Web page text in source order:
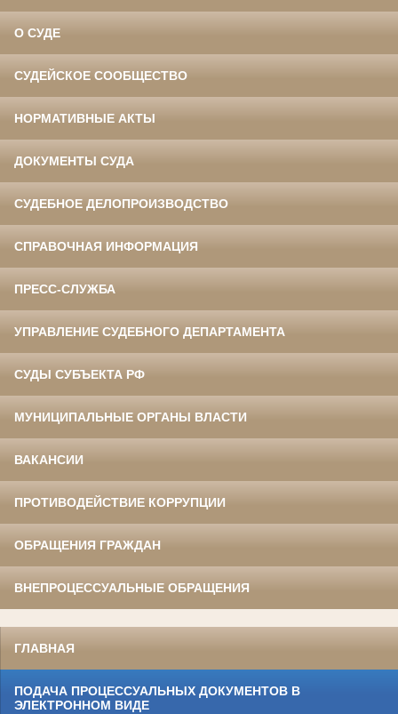
О СУДЕ
СУДЕЙСКОЕ СООБЩЕСТВО
НОРМАТИВНЫЕ АКТЫ
ДОКУМЕНТЫ СУДА
СУДЕБНОЕ ДЕЛОПРОИЗВОДСТВО
СПРАВОЧНАЯ ИНФОРМАЦИЯ
ПРЕСС-СЛУЖБА
УПРАВЛЕНИЕ СУДЕБНОГО ДЕПАРТАМЕНТА
СУДЫ СУБЪЕКТА РФ
МУНИЦИПАЛЬНЫЕ ОРГАНЫ ВЛАСТИ
ВАКАНСИИ
ПРОТИВОДЕЙСТВИЕ КОРРУПЦИИ
ОБРАЩЕНИЯ ГРАЖДАН
ВНЕПРОЦЕССУАЛЬНЫЕ ОБРАЩЕНИЯ
ГЛАВНАЯ
ПОДАЧА ПРОЦЕССУАЛЬНЫХ ДОКУМЕНТОВ В
ЭЛЕКТРОННОМ ВИДЕ